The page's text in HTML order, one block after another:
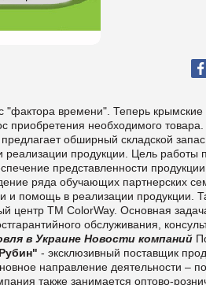
"фактора времени". Теперь
приобретения необходимого
обширный складской
продукции. Цель работы
представленности
ряда обучающих партнерских
и помощь в реализации продукции.
центр ТМ ColorWay. Основная
обслуживания,
в Украине Новости компаний
- эксклюзивный поставщик
направление деятельности –
также занимается оптово-